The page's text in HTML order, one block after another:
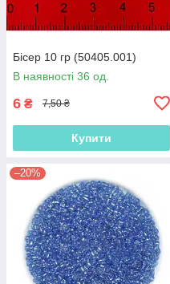
Бісер 10 гр (50405.001)
В наявності 36 од.
6 ₴ 7,50 ₴
Купити
–20%